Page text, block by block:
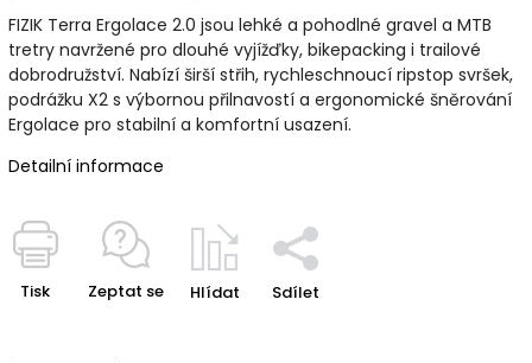
FIZIK Terra Ergolace 2.0 jsou lehké a pohodlné gravel a MTB
tretry navržené pro dlouhé vyjížďky, bikepacking i trailové
dobrodružství. Nabízí širší střih, rychleschnoucí ripstop svršek,
podrážku X2 s výbornou přilnavostí a ergonomické šněrování
Ergolace pro stabilní a komfortní usazení.
Detailní informace
Tisk Zeptat se Hlídat Sdílet